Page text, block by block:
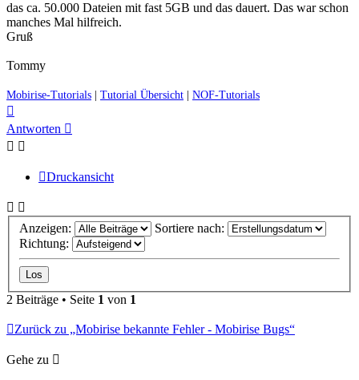
das ca. 50.000 Dateien mit fast 5GB und das dauert. Das war schon
manches Mal hilfreich.
Gruß
Tommy
Mobirise-Tutorials Tutorial Übersicht NOF-Tutorials
oben
Antworten
Druckansicht
Anzeigen:
Sortiere nach:
Richtung:
2 Beiträge • Seite 1 von 1
Zurück zu „Mobirise bekannte Fehler - Mobirise Bugs“
Gehe zu